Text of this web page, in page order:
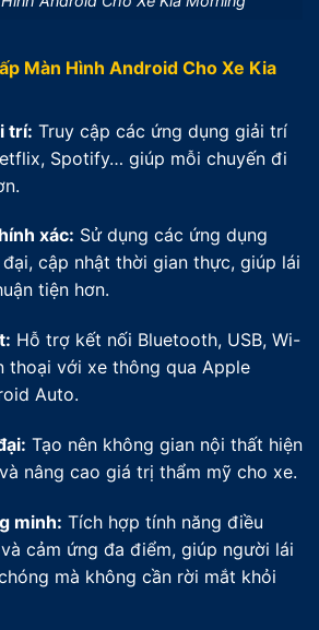
Màn Hình Android Cho Xe Kia
trí: Truy cập các ứng dụng giải trí
Spotify… giúp mỗi chuyến đi
xác: Sử dụng các ứng dụng
cập nhật thời gian thực, giúp lái
tiện hơn.
Hỗ trợ kết nối Bluetooth, USB, Wi-
thoại với xe thông qua Apple
Auto.
Tạo nên không gian nội thất hiện
nâng cao giá trị thẩm mỹ cho xe.
minh: Tích hợp tính năng điều
cảm ứng đa điểm, giúp người lái
mà không cần rời mắt khỏi